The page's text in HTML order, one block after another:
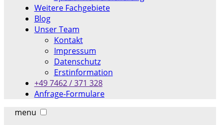
Weitere Fachgebiete
Blog
Unser Team
Kontakt
Impressum
Datenschutz
Erstinformation
+49 7462 / 371 328
Anfrage-Formulare
menu